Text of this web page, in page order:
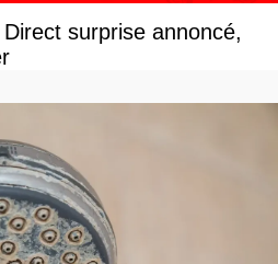
surprise annoncé,